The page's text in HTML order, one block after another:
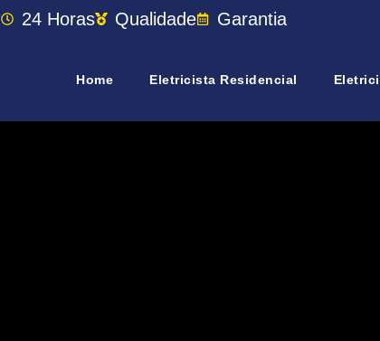
24 Horas Qualidade Garantia
Home Eletricista Residencial